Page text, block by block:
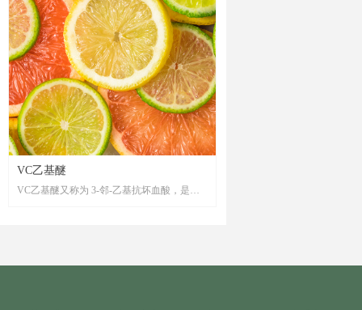
VC乙基醚
VC乙基醚又称为 3-邻-乙基抗坏血酸，是一